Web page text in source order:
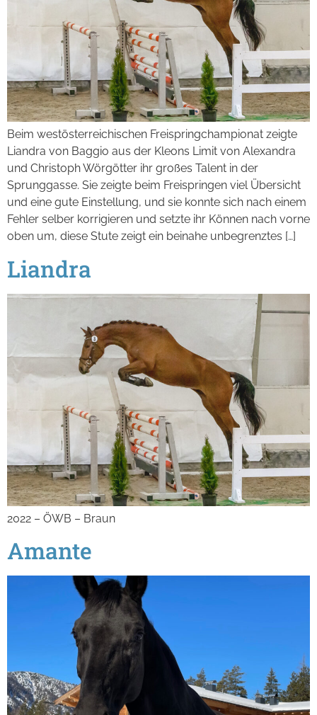
Beim westösterreichischen Freispringchampionat zeigte
Liandra von Baggio aus der Kleons Limit von Alexandra
und Christoph Wörgötter ihr großes Talent in der
Sprunggasse. Sie zeigte beim Freispringen viel Übersicht
und eine gute Einstellung, und sie konnte sich nach einem
Fehler selber korrigieren und setzte ihr Können nach vorne
oben um, diese Stute zeigt ein beinahe unbegrenztes […]
Liandra
2022 – ÖWB – Braun
Amante